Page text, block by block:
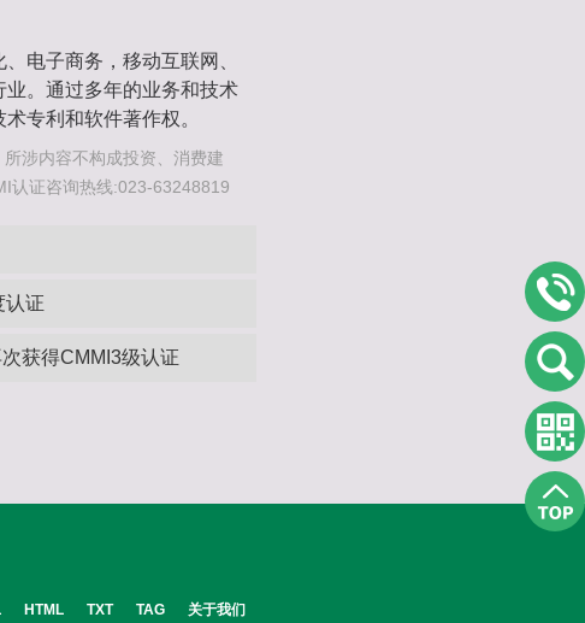
电子商务，移动互联网、
。通过多年的业务和技术
专利和软件著作权。
涉内容不构成投资、消费建
认证咨询热线:023-63248819
认证
获得CMMI3级认证
HTML TXT TAG 关于我们